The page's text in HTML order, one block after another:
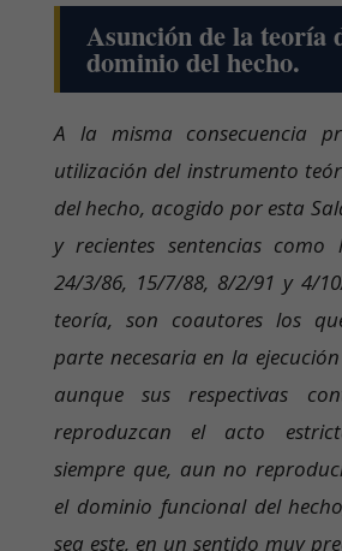
Asunción de la teoría
dominio del hecho.
A la misma consecuencia
utilización del instrumento
del hecho, acogido por esta
y recientes sentencias como
24/3/86, 15/7/88, 8/2/91 y 4/
teoría, son coautores los
parte necesaria en la
aunque sus respectivas
reproduzcan el acto
siempre que, aun no
el dominio funcional del
sea este, en un sentido muy